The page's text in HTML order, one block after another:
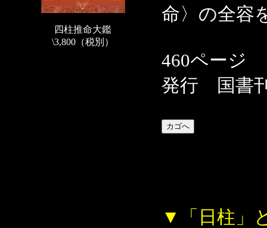
四柱推命大鑑
\3,800（税別）
命〉の全容
460ページ
発行 国書
▼「日柱」